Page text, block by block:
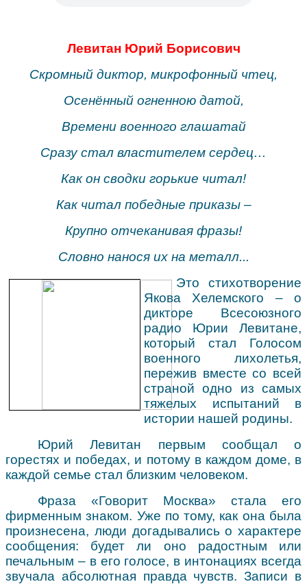
Левитан Юрий Борисович
Скромный диктор, микрофонный чтец,
Осенённый огненною датой,
Времени военного глашатай
Сразу стал властителем сердец…
Как он сводки горькие читал!
Как читал победные приказы –
Крупно отчеканивая фразы!
Словно нанося их на металл...
Это стихотворение
Якова Хелемского – о
дикторе Всесоюзного
радио Юрии Левитане,
который стал Голосом
военного лихолетья,
пережив вместе со всей
страной одно из самых
тяжелых испытаний в
истории нашей родины.
Юрий Левитан первым сообщал о
горестях и победах, и потому в каждом доме, в
каждой семье стал близким человеком.
Фраза «Говорит Москва» стала его
фирменным знаком. Уже по тому, как она была
произнесена, люди догадывались о характере
сообщения: будет ли оно радостным или
печальным – в его голосе, в интонациях всегда
звучала абсолютная правда чувств. Записи в